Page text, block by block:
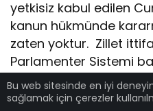
yetkisiz kabul edilen
kanun hükmünde
zaten yoktur. Zillet
Parlamenter Sistemi
Cumhurbaşkanını
hazırlık yapmaktadır.
Bu web sitesinde en iyi
sağlamak için çerezler